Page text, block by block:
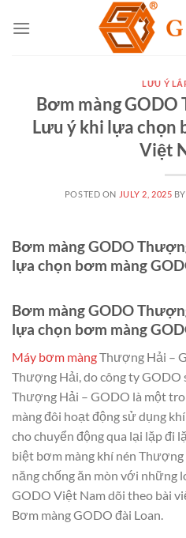
LƯU Ý
Bơm màng GODO
Lưu ý khi lựa chọn
Việt
POSTED ON JULY 2, 2025 BY
Bơm màng GODO
lựa chọn bơm màng
Bơm màng GODO
lựa chọn bơm màng
Máy bơm màngThượng Hải –
Thượng Hải, do công ty GODO
Thượng Hải – GODO là một
màng đôi hoạt động sử dụng
cho chuyển động qua lại lặp đi
biệt bơm màng khí nén
năng chống ăn mòn với những
GODO Việt Nam dõi theo bài
Bơm màng GODO đài Loan.